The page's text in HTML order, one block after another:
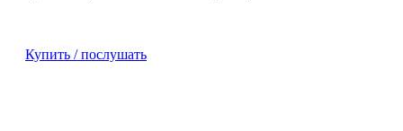
Купить / послушать